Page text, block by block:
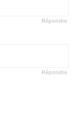
Répondre
Répondre